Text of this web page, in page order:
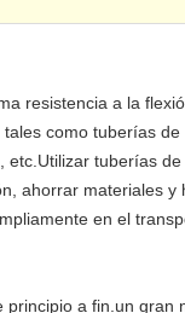
resistencia a la
como tuberías de
etc.Utilizar tuberías
ahorrar materiales y
en el
a fin.un gran